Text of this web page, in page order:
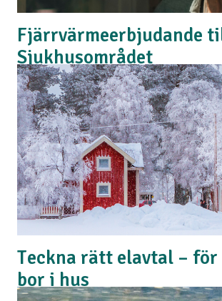
Fjärrvärmeerbjudande
Sjukhusområdet
Nu erbjuder vi dig som bor på
ännu inte har fjärrvärme att ansluta
Läs mer
Teckna rätt elavtal – för
bor i hus